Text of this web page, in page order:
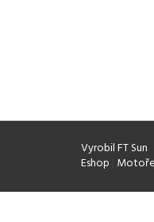
Vyrobil FT Sun
Eshop